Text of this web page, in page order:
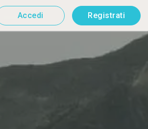
Accedi Registrati